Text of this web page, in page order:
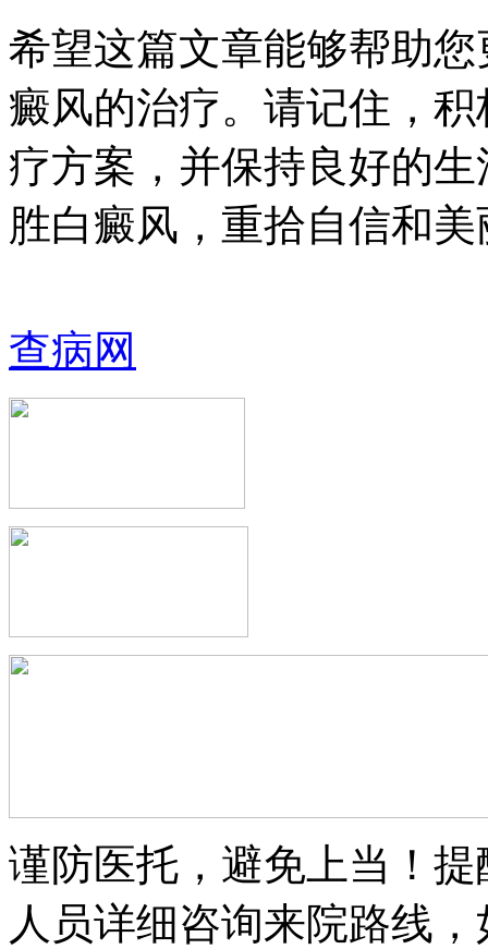
希望这篇文章能够帮助
癜风的治疗。请记住，
疗方案，并保持良好的
胜白癜风，重拾自信和美
查病网
谨防医托，避免上当！
人员详细咨询来院路线